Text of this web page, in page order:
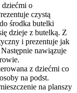
o
czystą
środka butelki
dzieje z butelką. Z
i prezentuje jak
nawiązuje
z dziećmi co
na podst.
na planszy